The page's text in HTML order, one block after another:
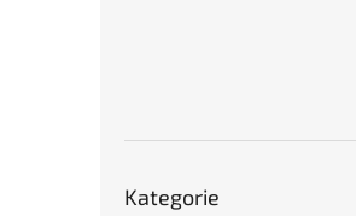
kategorie
Kategorie